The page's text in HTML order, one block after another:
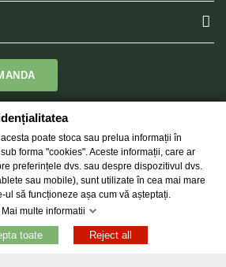
Egarden.ro Toate drepturile rezervate.
poate stoca sau prelua informații în
forma "cookies". Aceste informații, care ar
preferințele dvs. sau despre dispozitivul dvs.
sau mobile), sunt utilizate în cea mai mare
ul să funcționeze așa cum vă așteptați.
Mai multe informatii
toate Reject all